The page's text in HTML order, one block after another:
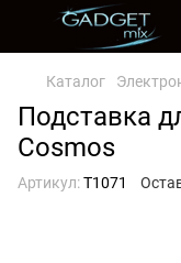
Каталог
Подставка
Cosmos
Артикул:T1071